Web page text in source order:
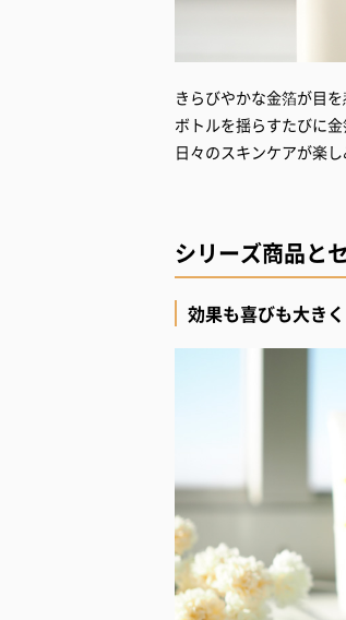
きらびやかな金箔が目
ボトルを揺らすたびに
日々のスキンケアが楽
シリーズ商品と
効果も喜びも大きく